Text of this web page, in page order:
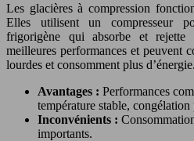
Les glacières à compression
Elles utilisent un compresseur
frigorigène qui absorbe et
meilleures performances et peuvent
lourdes et consomment plus d’énergie.
Avantages : Performances
température stable, congélation
Inconvénients :
importants.